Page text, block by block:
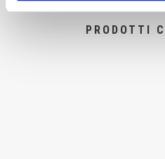
PRODOTTI